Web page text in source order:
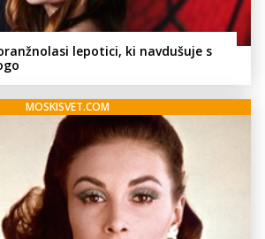
lepotici, ki navdušuje s
MOSKISVET.COM